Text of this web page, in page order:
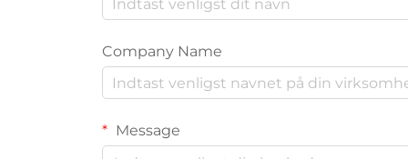
Company Name
Message